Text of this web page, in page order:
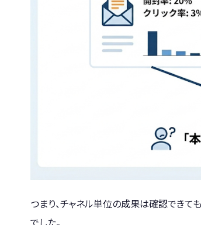
つまり、チャネル単位の成果は確認でき